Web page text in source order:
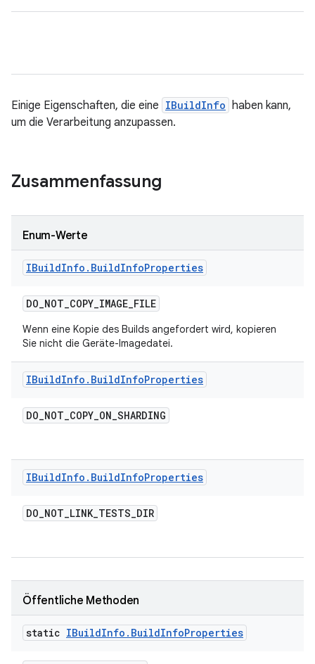
Einige Eigenschaften, die eine IBuildInfo haben kann,
um die Verarbeitung anzupassen.
Zusammenfassung
Enum-Werte
IBuildInfo . BuildInfoProperties
DO_NOT_COPY_IMAGE_FILE
Wenn eine Kopie des Builds angefordert wird, kopieren
Sie nicht die Geräte-Imagedatei.
IBuildInfo . BuildInfoProperties
DO_NOT_COPY_ON_SHARDING
IBuildInfo . BuildInfoProperties
DO_NOT_LINK_TESTS_DIR
Öffentliche Methoden
static IBuildInfo . BuildInfoProperties